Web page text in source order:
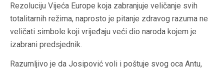
Rezoluciju Vijeća Europe koja zabranjuje veličanje svih
totalitarnih režima, naprosto je pitanje zdravog razuma ne
veličati simbole koji vrijeđaju veći dio naroda kojem je
izabrani predsjednik.
Razumljivo je da Josipović voli i poštuje svog oca Antu,